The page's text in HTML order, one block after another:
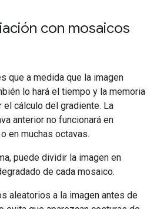
con mosaicos
que a medida que la imagen
lo hará el tiempo y la memoria
cálculo del gradiente. La
anterior no funcionará en
en muchas octavas.
puede dividir la imagen en
de cada mosaico.
aleatorios a la imagen antes de